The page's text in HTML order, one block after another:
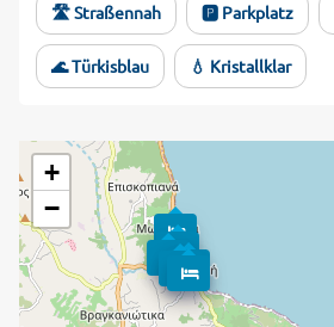
🛣️ Straßennah 🅿️ Parkplatz
🌊 Türkisblau 💧 Kristallklar
+
−